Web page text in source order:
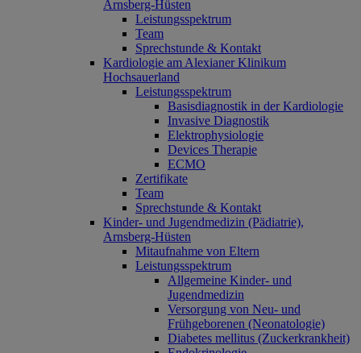
Arnsberg-Hüsten
Leistungsspektrum
Team
Sprechstunde & Kontakt
Kardiologie am Alexianer Klinikum
Hochsauerland
Leistungsspektrum
Basisdiagnostik in der Kardiologie
Invasive Diagnostik
Elektrophysiologie
Devices Therapie
ECMO
Zertifikate
Team
Sprechstunde & Kontakt
Kinder- und Jugendmedizin (Pädiatrie),
Arnsberg-Hüsten
Mitaufnahme von Eltern
Leistungsspektrum
Allgemeine Kinder- und
Jugendmedizin
Versorgung von Neu- und
Frühgeborenen (Neonatologie)
Diabetes mellitus (Zuckerkrankheit)